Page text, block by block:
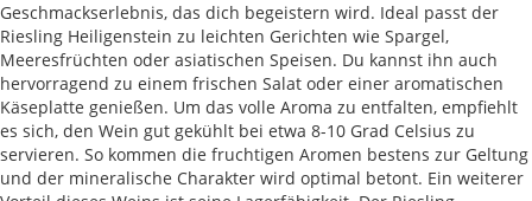
Geschmackserlebnis, das dich begeistern wird. Ideal passt der
Riesling Heiligenstein zu leichten Gerichten wie Spargel,
Meeresfrüchten oder asiatischen Speisen. Du kannst ihn auch
hervorragend zu einem frischen Salat oder einer aromatischen
Käseplatte genießen. Um das volle Aroma zu entfalten, empfiehlt
es sich, den Wein gut gekühlt bei etwa 8-10 Grad Celsius zu
servieren. So kommen die fruchtigen Aromen bestens zur Geltung
und der mineralische Charakter wird optimal betont. Ein weiterer